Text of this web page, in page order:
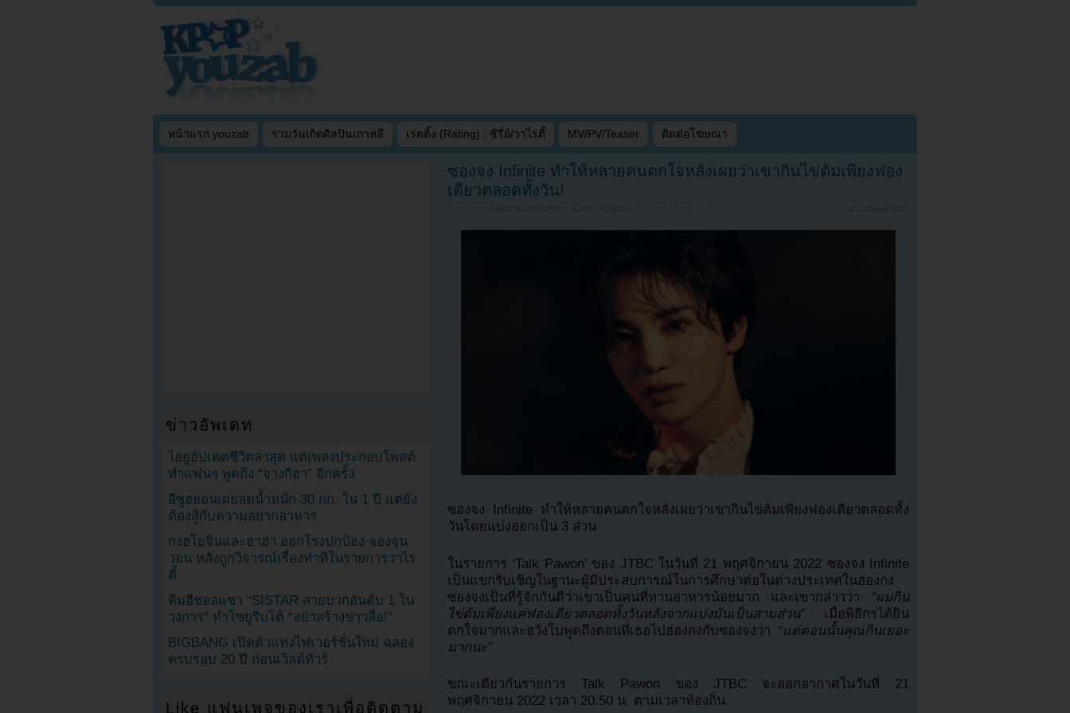
หน้าแรก youzab รวมวันเกิดศิลปินเกาหลี เรตติ้ง (Rating) : ซีรี่ย์/วาไรตี้ MV/PV/Teaser ติดต่อโฆษณา
ซองจง Infinite ทำให้หลายคนตกใจหลังเผยว่าเขากินไข่ต้มเพียงฟอง
เดียวตลอดทั้งวัน!
UNCATEGORIZED KPOP YOUZAB NO COMMENTS
ซองจง Infinite ทำให้หลายคนตกใจหลังเผยว่าเขากินไข่ต้มเพียงฟองเดียวตลอดทั้ง
วันโดยแบ่งออกเป็น 3 ส่วน
ในรายการ ‘Talk Pawon’ ของ JTBC ในวันที่ 21 พฤศจิกายน 2022 ซองจง Infinite
เป็นแขกรับเชิญในฐานะผู้มีประสบการณ์ในการศึกษาต่อในต่างประเทศในฮ่องกง
ซองจงเป็นที่รู้จักกันดีว่าเขาเป็นคนที่ทานอาหารน้อยมาก และเขากล่าวว่า “ผมกิน
ไข่ต้มเพียงแค่ฟองเดียวตลอดทั้งวันหลังจากแบ่งมันเป็นสามส่วน” เมื่อพิธีกรได้ยิน
ตกใจมากและฮวังโบพูดถึงตอนที่เธอไปฮ่องกงกับซองจงว่า “แต่ตอนนั้นคุณกินเยอะ
มากนะ”
ขณะเดียวกันรายการ Talk Pawon ของ JTBC จะออกอากาศในวันที่ 21
พฤศจิกายน 2022 เวลา 20.50 น. ตามเวลาท้องถิ่น
ข่าวอัพเดท
ไอยูอัปเดตชีวิตล่าสุด แต่เพลงประกอบโพสต์
ทำแฟนๆ พูดถึง “จางกีฮา” อีกครั้ง
อีซูฮยอนเผยลดน้ำหนัก 30 กก. ใน 1 ปี แต่ยัง
ต้องสู้กับความอยากอาหาร
กงฮโยจินและฮาฮ่า ออกโรงปกป้อง จองจุน
วอน หลังถูกวิจารณ์เรื่องท่าทีในรายการวาไร
ตี้
คิมฮีชอลแซว “SISTAR สายบวกอันดับ 1 ใน
วงการ” ทำโซยูรีบโต้ “อย่าสร้างข่าวลือ!”
BIGBANG เปิดตัวแท่งไฟเวอร์ชั่นใหม่ ฉลอง
ครบรอบ 20 ปี ก่อนเวิลด์ทัวร์
Like แฟนเพจของเราเพื่อติดตาม